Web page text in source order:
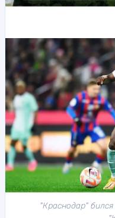
"Краснодар"